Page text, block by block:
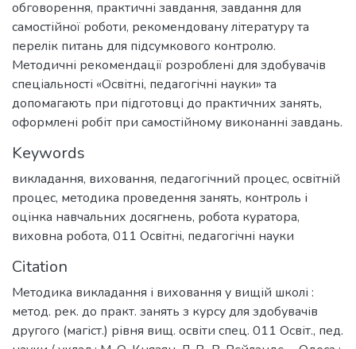
обговорення, практичні завдання, завдання для
самостійної роботи, рекомендовану літературу та
перелік питань для підсумкового контролю.
Методичні рекомендації розроблені для здобувачів
спеціальності «Освітні, педагогічні науки» та
допомагають при підготовці до практичних занять,
оформлені робіт при самостійному виконанні завдань.
Keywords
викладання, виховання, педагогічний процес, освітній
процес, методика проведення занять, контроль і
оцінка навчальних досягнень, робота куратора,
виховна робота, 011 Освітні, педагогічні науки
Citation
Методика викладання і виховання у вищій школі :
метод. рек. до практ. занять з курсу для здобувачів
другого (магіст.) рівня вищ. освіти спец. 011 Освіт., пед.